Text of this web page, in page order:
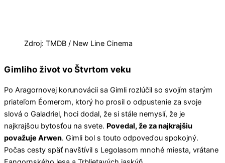
Zdroj: TMDB / New Line Cinema
Gimliho život vo Štvrtom veku
Po Aragornovej korunovácii sa Gimli rozlúčil so svojím starým
priateľom Éomerom, ktorý ho prosil o odpustenie za svoje
slová o Galadriel, hoci dodal, že si stále nemyslí, že je
najkrajšou bytosťou na svete. Povedal, že za najkrajšiu
považuje Arwen. Gimli bol s touto odpoveďou spokojný.
Počas cesty späť navštívil s Legolasom mnohé miesta, vrátane